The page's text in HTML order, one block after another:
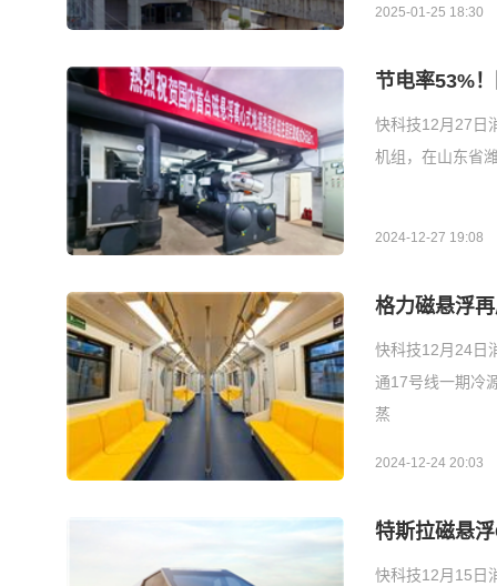
2025-01-25 18:30
节电率53%
快科技12月27日
机组，在山东省
2024-12-27 19:08
格力磁悬浮
快科技12月24日
通17号线一期冷
蒸
2024-12-24 20:03
特斯拉磁悬
快科技12月15日